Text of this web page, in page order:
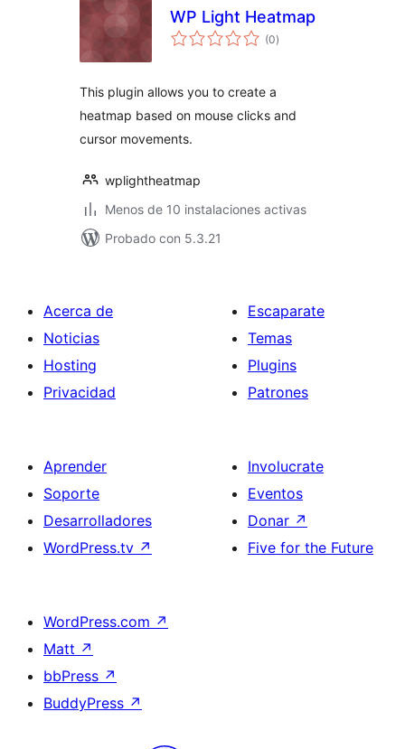
WP Light Heatmap
(0total
de
)
This plugin allows you to create a
heatmap based on mouse clicks and
cursor movements.
wplightheatmap
Menos de 10 instalaciones activas
Probado con 5.3.21
Acerca de
Noticias
Hosting
Privacidad
Escaparate
Temas
Plugins
Patrones
Aprender
Soporte
Desarrolladores
WordPress.tv ↗
Involucrate
Eventos
Donar ↗
Five for the Future
WordPress.com ↗
Matt ↗
bbPress ↗
BuddyPress ↗